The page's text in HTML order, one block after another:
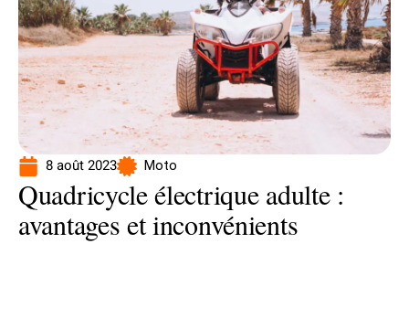
8 août 2023 Moto
Quadricycle électrique adulte :
avantages et inconvénients